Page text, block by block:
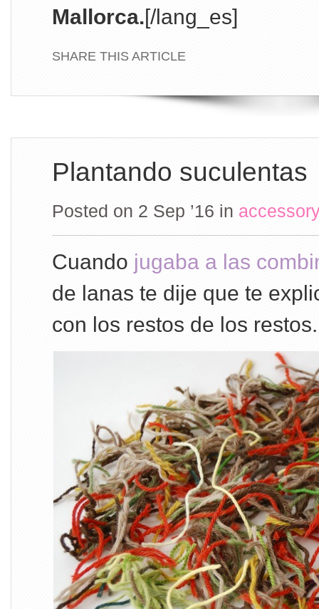
Mallorca.[/lang_es]
SHARE THIS ARTICLE
Plantando suculentas
Posted on 2 Sep ’16 in accessory
Cuando jugaba a las
de lanas te dije que te
con los restos de los restos.